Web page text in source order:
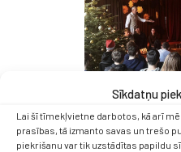
Sīkdatņu
Lai šī tīmekļvietne darbotos, kā arī
prasības, tā izmanto savas un trešo
piekrišanu var tik uzstādītas papildu